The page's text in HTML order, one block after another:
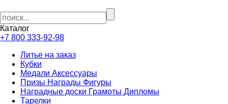
Каталог
+7 800 333-92-98
Литье на заказ
Кубки
Медали Аксессуары
Призы Награды Фигуры
Наградные доски Грамоты Дипломы
Тарелки